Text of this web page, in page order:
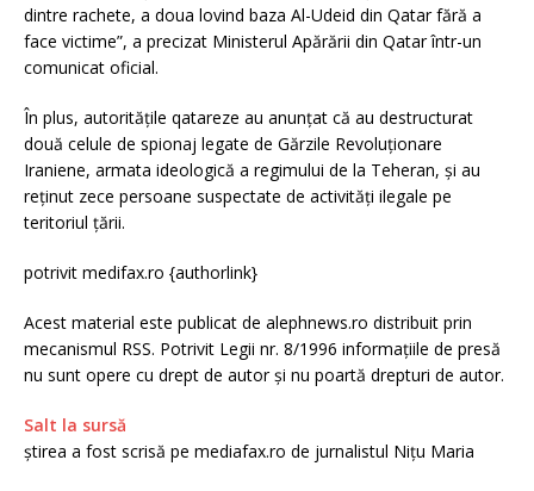
dintre rachete, a doua lovind baza Al-Udeid din Qatar fără a
face victime”, a precizat Ministerul Apărării din Qatar într-un
comunicat oficial.
În plus, autoritățile qatareze au anunțat că au destructurat
două celule de spionaj legate de Gărzile Revoluționare
Iraniene, armata ideologică a regimului de la Teheran, și au
reținut zece persoane suspectate de activități ilegale pe
teritoriul țării.
potrivit medifax.ro {authorlink}
Acest material este publicat de alephnews.ro distribuit prin
mecanismul RSS. Potrivit Legii nr. 8/1996 informațiile de presă
nu sunt opere cu drept de autor și nu poartă drepturi de autor.
Salt la sursă
știrea a fost scrisă pe mediafax.ro de jurnalistul Nițu Maria